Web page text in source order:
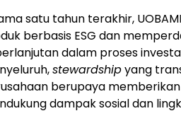
satu tahun terakhir,
berbasis ESG dan
dalam proses
stewardshipyang
berupaya
dampak sosial dan